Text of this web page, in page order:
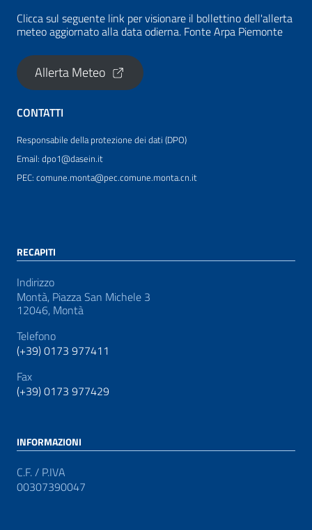
Clicca sul seguente link per visionare il bollettino dell'allerta
meteo aggiornato alla data odierna. Fonte Arpa Piemonte
Allerta Meteo
CONTATTI
Responsabile della protezione dei dati (DPO)
Email: dpo1@dasein.it
PEC: comune.monta@pec.comune.monta.cn.it
RECAPITI
Indirizzo
Montà, Piazza San Michele 3
12046, Montà
Telefono
(+39) 0173 977411
Fax
(+39) 0173 977429
INFORMAZIONI
C.F. / P.IVA
00307390047